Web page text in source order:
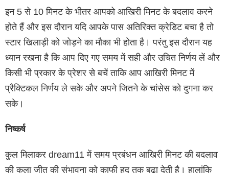
इन 5 से 10 मिनट के भीतर आपको आखिरी मिनट के बदलाव करने
होते हैं और इस दौरान यदि आपके पास अतिरिक्त क्रेडिट बचा है तो
स्टार खिलाड़ी को जोड़ने का मौका भी होता है। परंतु इस दौरान यह
ध्यान रखना है कि आप दिए गए समय में सही और उचित निर्णय लें और
किसी भी प्रकार के प्रेशर से बचें ताकि आप आखिरी मिनट में
प्रैक्टिकल निर्णय ले सके और अपने जितने के चांसेस को दुगना कर
सके।
निष्कर्ष
कुल मिलाकर dream11 में समय प्रबंधन आखिरी मिनट की बदलाव
की कला जीत की संभावना को काफी हद तक बढ़ा देती है। हालांकि